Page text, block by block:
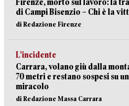
Firenze, morto sul lavoro: la
di Campi Bisenzio – Chi è la
di Redazione Firenze
L’incidente
Carrara, volano giù dalla
70 metri e restano sospesi su
miracolo
di Redazione Massa Carrara